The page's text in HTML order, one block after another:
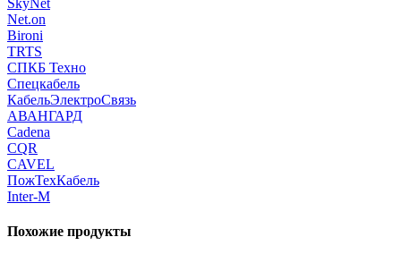
SkyNet
Net.on
Bironi
TRTS
СПКБ Техно
Спецкабель
КабельЭлектроСвязь
АВАНГАРД
Cadena
CQR
CAVEL
ПожТехКабель
Inter-M
Похожие продукты